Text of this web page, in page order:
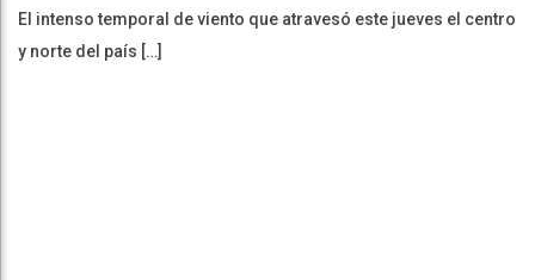
El intenso temporal de viento que atravesó este jueves el centro
y norte del país […]